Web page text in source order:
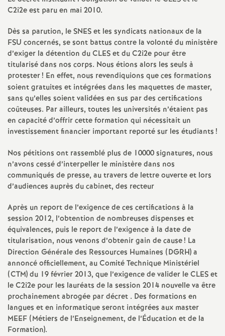
a
l
d
e
s
E
n
s
e
i
g
n
C2i2e est paru en mai 2010.
Dès sa parution, le SNES et les syndicats nationaux de la
FSU concernés, se sont battus contre la volonté du ministère
d’exiger la détention du CLES et du C2i2e pour être
titularisé dans nos corps. Nous étions alors les seuls à
protester! En effet, nous revendiquions que ces formations
soient gratuites et intégrées dans les maquettes de master,
sans qu’elles soient validées en sus par des certifications
coûteuses. Par ailleurs, toutes les universités n’étaient pas
en capacité d’offrir cette formation qui nécessitait un
investissement financier important reporté sur les étudiants !
Nos pétitions ont rassemblé plus de 10000 signatures, nous
n’avons cessé d’interpeller le ministère dans nos
communiqués de presse, au travers de lettre ouverte et lors
d’audiences auprès du cabinet, des recteur
Après un report de l’exigence de ces certifications à la
session 2012, l’obtention de nombreuses dispenses et
équivalences, puis le report de l’exigence à la date de
titularisation, nous venons d’obtenir gain de cause! La
Direction Générale des Ressources Humaines (DGRH) a
annoncé officiellement, au Comité Technique Ministériel
(CTM) du 19 février 2013, que l’exigence de valider le CLES et
le C2i2e pour les lauréats de la session 2014 nouvelle va être
prochainement abrogée par décret . Des formations en
langues et en informatique seront intégrées aux master
MEEF (Métiers de l’Enseignement, de l’Éducation et de la
Formation).